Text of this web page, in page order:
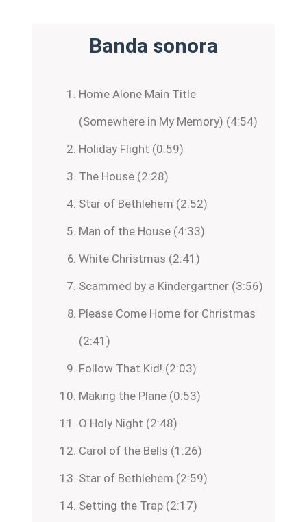
Banda sonora
Home Alone Main Title
(Somewhere in My Memory) (4:54)
Holiday Flight (0:59)
The House (2:28)
Star of Bethlehem (2:52)
Man of the House (4:33)
White Christmas (2:41)
Scammed by a Kindergartner (3:56)
Please Come Home for Christmas
(2:41)
Follow That Kid! (2:03)
Making the Plane (0:53)
O Holy Night (2:48)
Carol of the Bells (1:26)
Star of Bethlehem (2:59)
Setting the Trap (2:17)